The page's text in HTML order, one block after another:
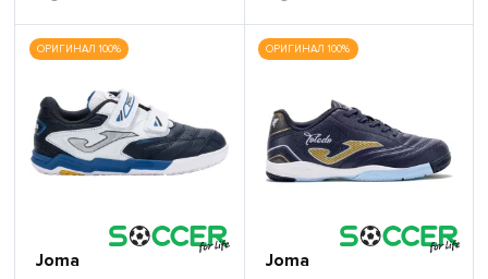
ОРИГИНАЛ 100%
Joma
ОРИГИНАЛ 100%
Joma